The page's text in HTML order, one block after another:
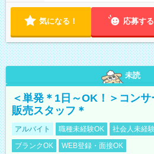
気になる！ 応募する
未読
＜単発＊1日～OK！＞コン
販売スタッフ＊
アルバイト 職種未経験OK 社会人未経
ブランクOK
WEB登録・面接OK